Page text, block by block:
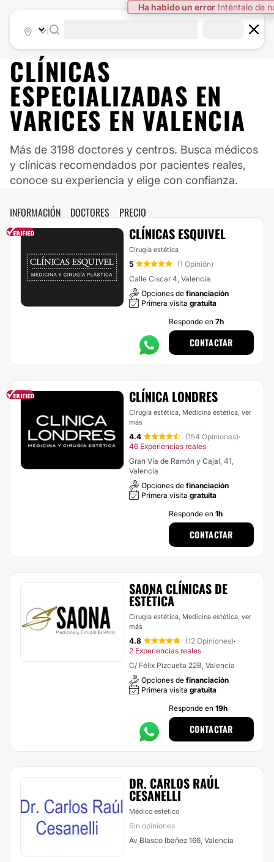
Ha habido un error Inténtalo de
CLÍNICAS
ESPECIALIZADAS EN
VARICES EN VALENCIA
Más de 3198 doctores y centros. Busca médicos
y clínicas recomendados por pacientes reales,
conoce su experiencia y elige con confianza.
INFORMACIÓN DOCTORES PRECIO
CLÍNICAS ESQUIVEL
Cirugía estética
5
(1 Opinión)
Calle Ciscar 4, Valencia
Opciones de financiación
Primera visita gratuita
Responde en 7h
CONTACTAR
CLÍNICA LONDRES
Cirugía estética, Medicina estética, ver
más
4.4 (154 Opiniones)·
46 Experiencias reales
Gran Vía de Ramón y Cajal, 41,
Valencia
Opciones de financiación
Primera visita gratuita
Responde en 1h
CONTACTAR
SAONA CLÍNICAS DE
ESTÉTICA
Cirugía estética, Medicina estética, ver
más
4.8 (12 Opiniones)·
2 Experiencias reales
C/ Félix Pizcueta 22B, Valencia
Opciones de financiación
Primera visita gratuita
Responde en 19h
CONTACTAR
DR. CARLOS RAÚL
CESANELLI
Médico estético
Sin opiniones
Av Blasco Ibañez 166, Valencia